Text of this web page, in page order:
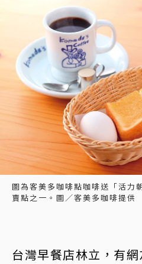
圖為客美多咖啡點咖啡送「活力
賣點之一。圖／客美多咖啡提供
台灣早餐店林立，有